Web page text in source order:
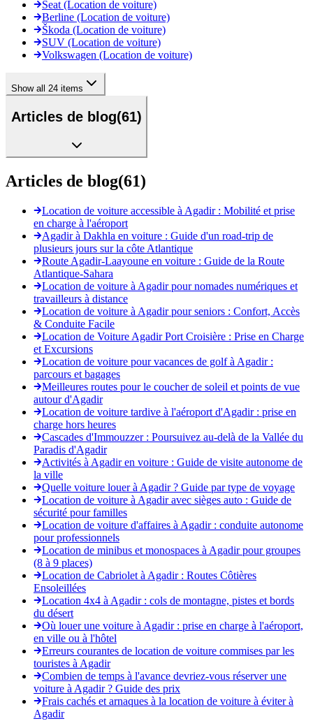
Seat (Location de voiture)
Berline (Location de voiture)
Škoda (Location de voiture)
SUV (Location de voiture)
Volkswagen (Location de voiture)
Show all 24 items
Articles de blog(61)
Articles de blog(61)
Location de voiture accessible à Agadir : Mobilité et prise
en charge à l'aéroport
Agadir à Dakhla en voiture : Guide d'un road-trip de
plusieurs jours sur la côte Atlantique
Route Agadir-Laayoune en voiture : Guide de la Route
Atlantique-Sahara
Location de voiture à Agadir pour nomades numériques et
travailleurs à distance
Location de voiture à Agadir pour seniors : Confort, Accès
& Conduite Facile
Location de Voiture Agadir Port Croisière : Prise en Charge
et Excursions
Location de voiture pour vacances de golf à Agadir :
parcours et bagages
Meilleures routes pour le coucher de soleil et points de vue
autour d'Agadir
Location de voiture tardive à l'aéroport d'Agadir : prise en
charge hors heures
Cascades d'Immouzzer : Poursuivez au-delà de la Vallée du
Paradis d'Agadir
Activités à Agadir en voiture : Guide de visite autonome de
la ville
Quelle voiture louer à Agadir ? Guide par type de voyage
Location de voiture à Agadir avec sièges auto : Guide de
sécurité pour familles
Location de voiture d'affaires à Agadir : conduite autonome
pour professionnels
Location de minibus et monospaces à Agadir pour groupes
(8 à 9 places)
Location de Cabriolet à Agadir : Routes Côtières
Ensoleillées
Location 4x4 à Agadir : cols de montagne, pistes et bords
du désert
Où louer une voiture à Agadir : prise en charge à l'aéroport,
en ville ou à l'hôtel
Erreurs courantes de location de voiture commises par les
touristes à Agadir
Combien de temps à l'avance devriez-vous réserver une
voiture à Agadir ? Guide des prix
Frais cachés et arnaques à la location de voiture à éviter à
Agadir